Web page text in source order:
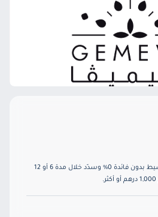
استفد من خطة الدفع بالتقسيط بدون فائدة 0% وسدّد خلال مدة 6 أو 12